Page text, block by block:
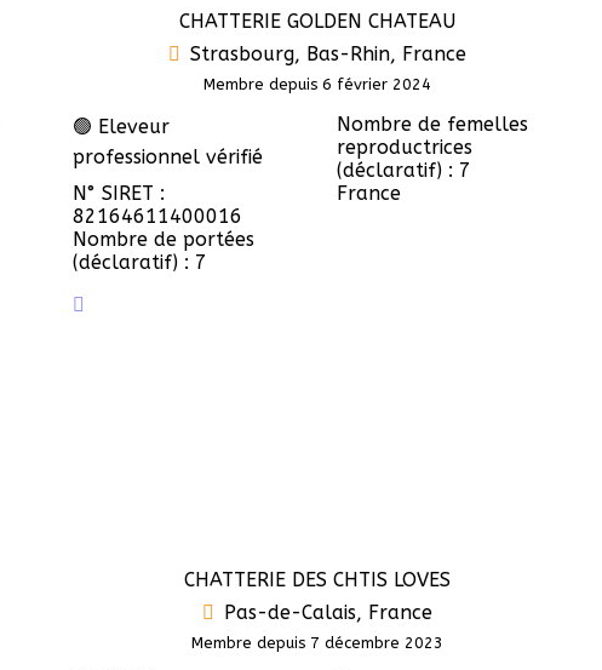
CHATTERIE GOLDEN CHATEAU
Strasbourg, Bas-Rhin, France
Membre depuis 6 février 2024
🟢 Eleveur
professionnel vérifié
Nombre de femelles
reproductrices
(déclaratif) : 7
N° SIRET :
82164611400016
France
Nombre de portées
(déclaratif) : 7
CHATTERIE DES CHTIS LOVES
Pas-de-Calais, France
Membre depuis 7 décembre 2023